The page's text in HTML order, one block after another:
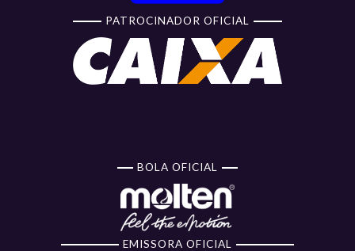
PATROCINADOR OFICIAL
BOLA OFICIAL
EMISSORA OFICIAL